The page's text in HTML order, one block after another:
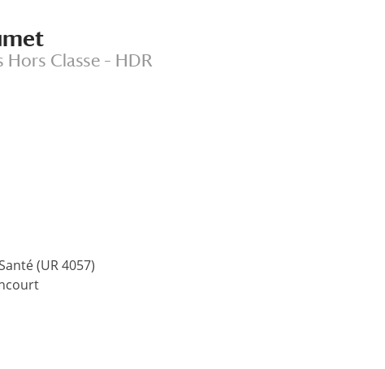
Classe – HDR
(UR 4057)